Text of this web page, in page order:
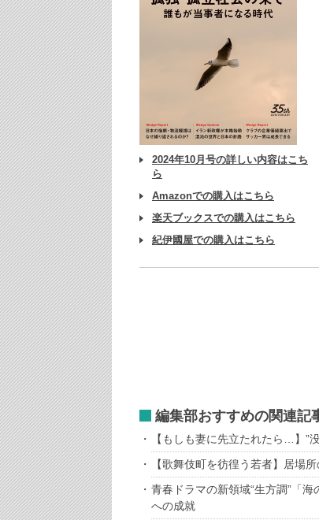
2024年10月号の詳しい内容はこち
ら
Amazonでの購入はこちら
楽天ブックスでの購入はこちら
紀伊國屋での購入はこちら
編集部おすすめの関連記
【もしも妻に先立たれたら…】”
【歌舞伎町を彷徨う若者】居場
青春ドラマの新領域“生方調”「
への成就